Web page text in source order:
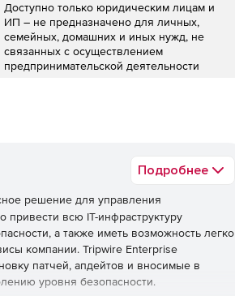
Доступно только юридическим лицам и
ИП – не предназначено для личных,
семейных, домашних и иных нужд, не
связанных с осуществлением
предпринимательской деятельности
Подробнее
решение для управления
всю IT-инфраструктуру
а также иметь возможность легко
компании. Tripwire Enterprise
патчей, апдейтов и вносимые в
уровня безопасности.